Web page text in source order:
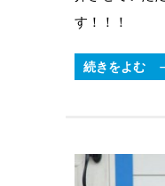
す！！！
続きをよむ